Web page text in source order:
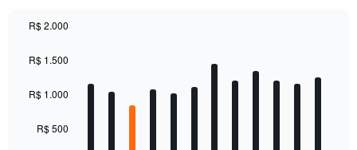
chart
with
bars.
The
chart
R$ 500
R$ 1.000
R$ 1.500
R$ 2.000